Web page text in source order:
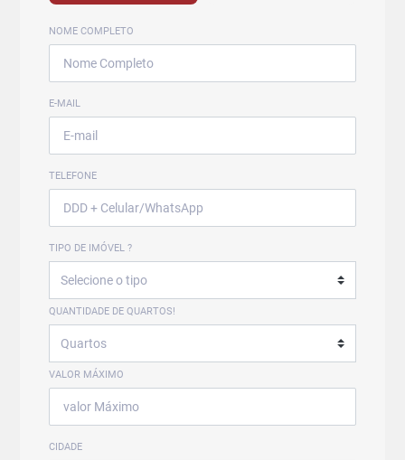
NOME COMPLETO
E-MAIL
TELEFONE
TIPO DE IMÓVEL ?
QUANTIDADE DE QUARTOS!
VALOR MÁXIMO
CIDADE